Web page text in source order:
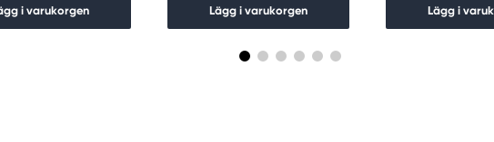
i varukorgen Lägg i varukorgen Lägg i